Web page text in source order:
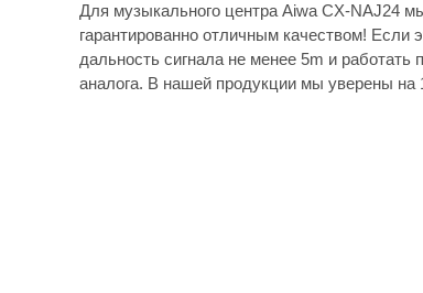
Для музыкального центра Aiwa CX-NAJ24
гарантированно отличным качеством! Если
дальность сигнала не менее 5m и
аналога. В нашей продукции мы уверены на